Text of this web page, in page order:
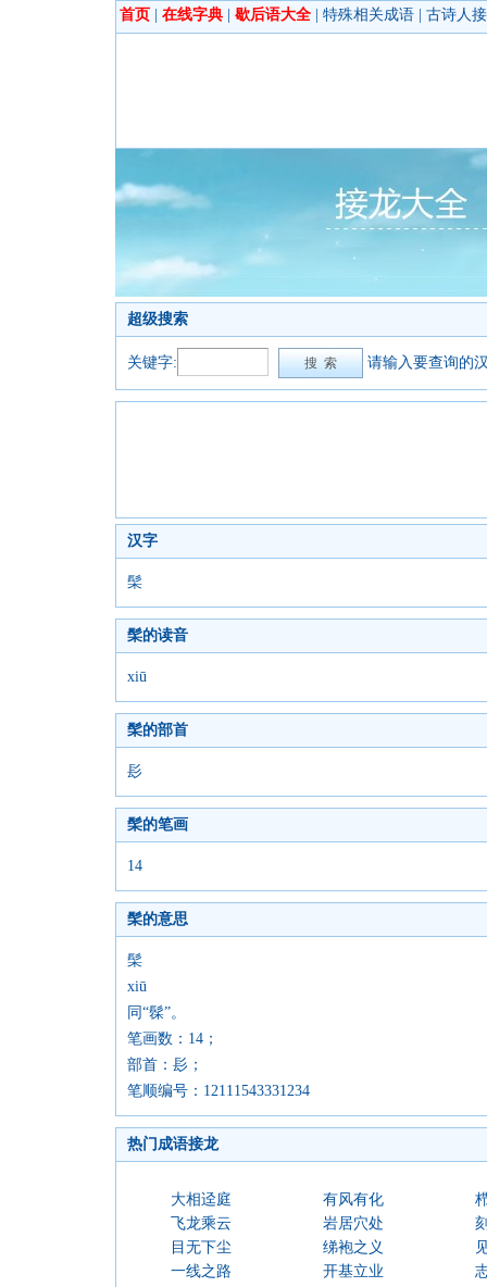
首页 在线字典 歇后语大全 特殊相关成语 古诗人
超级搜索
关键字: 请输入要查询的
汉字
髤
髤的读音
xiū
髤的部首
髟
髤的笔画
14
髤的意思
髤
xiū
同“髹”。
笔画数：14；
部首：髟；
笔顺编号：12111543331234
热门成语接龙
大相迳庭 有风有化
飞龙乘云
岩居穴处
目无下尘
绨袍之义
一线之路
开基立业